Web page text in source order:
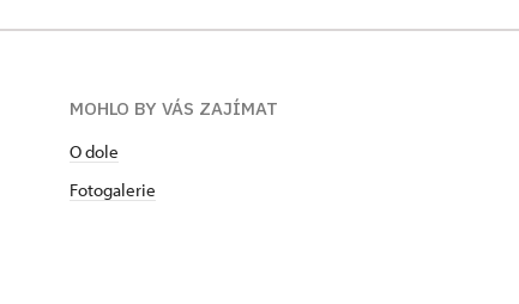
MOHLO BY VÁS ZAJÍMAT
O dole
Fotogalerie